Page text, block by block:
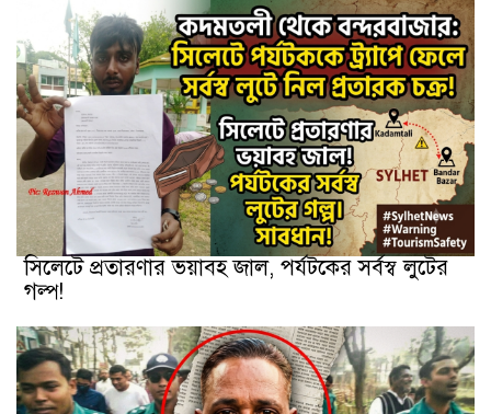
সিলেটে প্রতারণার ভয়াবহ জাল, পর্যটকের সর্বস্ব লুটের
গল্প!